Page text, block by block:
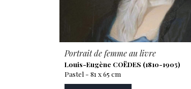
Portrait de femme au livre
Louis-Eugène COËDES (1810-1905)
Pastel - 81 x 65 cm